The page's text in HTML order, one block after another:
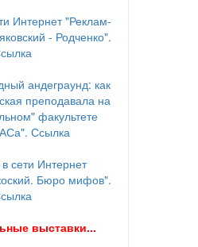
выставки...